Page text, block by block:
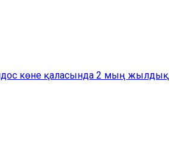
көне қаласында 2 мың жылдық